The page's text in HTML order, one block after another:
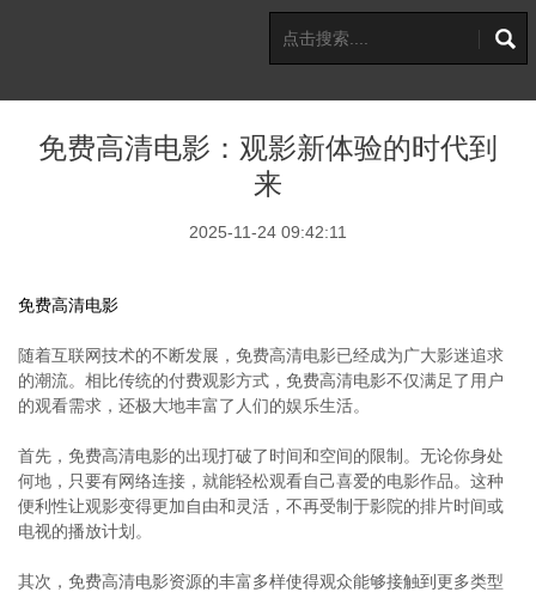
免费高清电影：观影新体验的时代到
来
2025-11-24 09:42:11
免费高清电影
随着互联网技术的不断发展，免费高清电影已经成为广大影迷追求
的潮流。相比传统的付费观影方式，免费高清电影不仅满足了用户
的观看需求，还极大地丰富了人们的娱乐生活。
首先，免费高清电影的出现打破了时间和空间的限制。无论你身处
何地，只要有网络连接，就能轻松观看自己喜爱的电影作品。这种
便利性让观影变得更加自由和灵活，不再受制于影院的排片时间或
电视的播放计划。
其次，免费高清电影资源的丰富多样使得观众能够接触到更多类型